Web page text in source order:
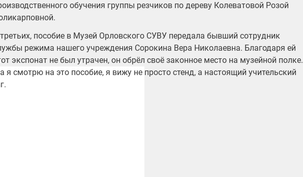
обучения группы резчиков по дереву Колеватовой Розой
пособие в Музей Орловского СУВУ передала бывший сотрудник
режима нашего учреждения Сорокина Вера Николаевна. Благодаря ей
экспонат не был утрачен, он обрёл своё законное место на музейной полке.
я смотрю на это пособие, я вижу не просто стенд, а настоящий учительский